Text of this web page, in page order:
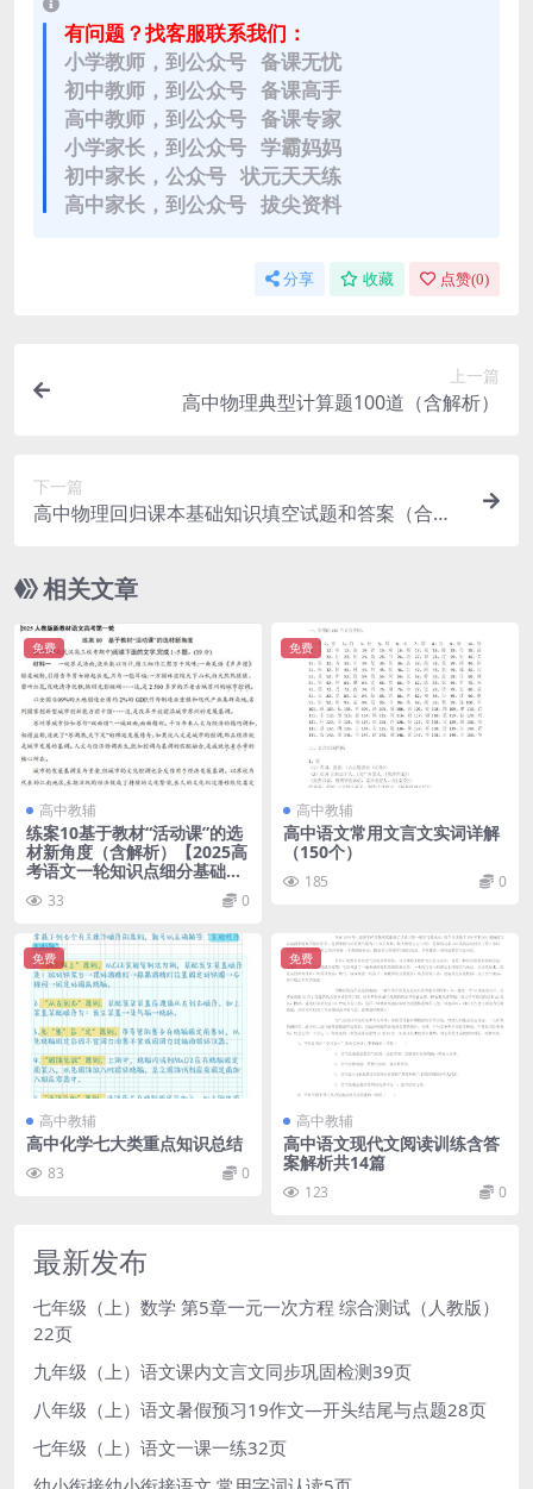
有问题？找客服联系我们：
小学教师，到公众号 备课无忧
初中教师，到公众号 备课高手
高中教师，到公众号 备课专家
小学家长，到公众号 学霸妈妈
初中家长，公众号 状元天天练
高中家长，到公众号 拔尖资料
分享 收藏 点赞(0)
上一篇
高中物理典型计算题100道（含解析）
下一篇
高中物理回归课本基础知识填空试题和答案（合
相关文章
免费
高中教辅
练案10基于教材“活动课”的选
材新角度（含解析）【2025高
考语文一轮知识点细分基础练
习卷】
33 0
免费
高中教辅
高中语文常用文言文实词详解
（150个）
185 0
免费
高中教辅
高中化学七大类重点知识总结
83 0
免费
高中教辅
高中语文现代文阅读训练含答
案解析共14篇
123 0
最新发布
七年级（上）数学 第5章一元一次方程 综合测试（人教版）
22页
九年级（上）语文课内文言文同步巩固检测39页
八年级（上）语文暑假预习19作文—开头结尾与点题28页
七年级（上）语文一课一练32页